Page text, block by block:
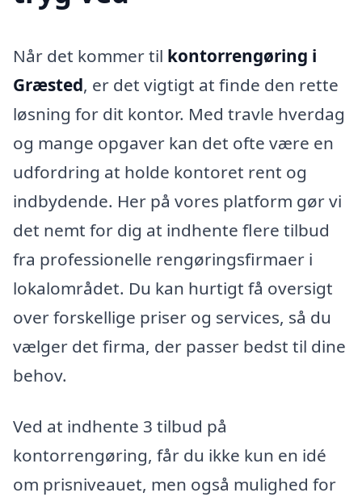
Når det kommer til kontorrengøring i
Græsted, er det vigtigt at finde den rette
løsning for dit kontor. Med travle hverdag
og mange opgaver kan det ofte være en
udfordring at holde kontoret rent og
indbydende. Her på vores platform gør vi
det nemt for dig at indhente flere tilbud
fra professionelle rengøringsfirmaer i
lokalområdet. Du kan hurtigt få oversigt
over forskellige priser og services, så du
vælger det firma, der passer bedst til dine
behov.
Ved at indhente 3 tilbud på
kontorrengøring, får du ikke kun en idé
om prisniveauet, men også mulighed for